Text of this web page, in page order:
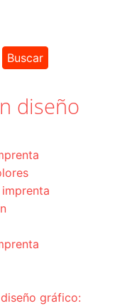
diseño
gráfico: